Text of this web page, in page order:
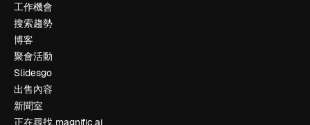
工作機會
搜索趨勢
博客
聚會活動
Slidesgo
出售內容
新聞室
正在尋找 magnific.ai